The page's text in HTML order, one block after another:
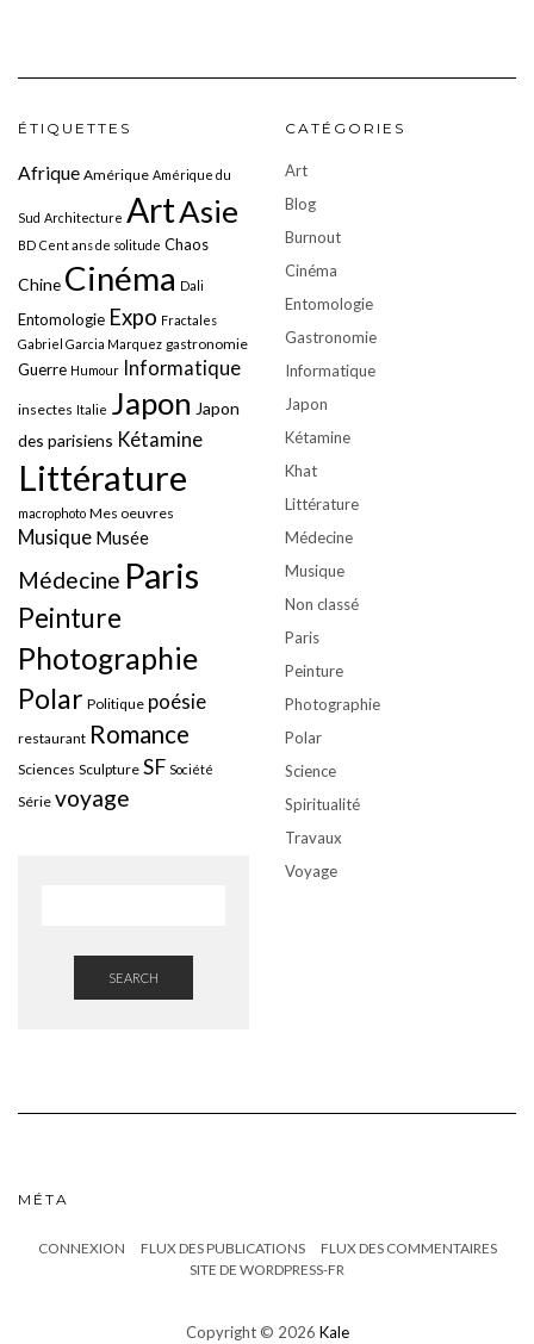
ÉTIQUETTES
Afrique Amérique Amérique du
Sud Architecture ArtAsie
BD Cent ans de solitude Chaos
Chine Cinéma Dali
Entomologie Expo Fractales
Gabriel Garcia Marquez gastronomie
Guerre Humour Informatique
insectes Italie Japon Japon
des parisiens Kétamine
Littérature
macrophoto Mes oeuvres
Musique Musée
Médecine Paris
Peinture
Photographie
Polar Politique poésie
restaurant Romance
Sciences Sculpture SF Société
Série voyage
SEARCH
CATÉGORIES
Art
Blog
Burnout
Cinéma
Entomologie
Gastronomie
Informatique
Japon
Kétamine
Khat
Littérature
Médecine
Musique
Non classé
Paris
Peinture
Photographie
Polar
Science
Spiritualité
Travaux
Voyage
MÉTA
CONNEXION FLUX DES PUBLICATIONS
FLUX DES COMMENTAIRES
SITE DE WORDPRESS-FR
Copyright © 2026 Kale